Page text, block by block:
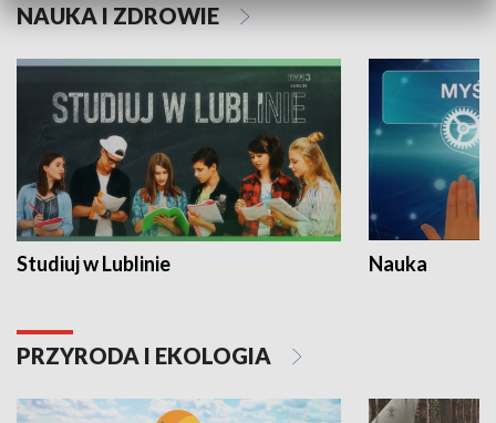
NAUKA I ZDROWIE
Studiuj w Lublinie Nauka
PRZYRODA I EKOLOGIA